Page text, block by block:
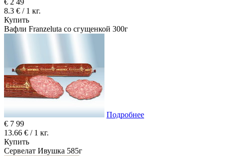
€ 2 49
8.3 € / 1 кг.
Купить
Вафли Franzeluta со сгущенкой 300г
Подробнее
€ 7 99
13.66 € / 1 кг.
Купить
Сервелат Ивушка 585г